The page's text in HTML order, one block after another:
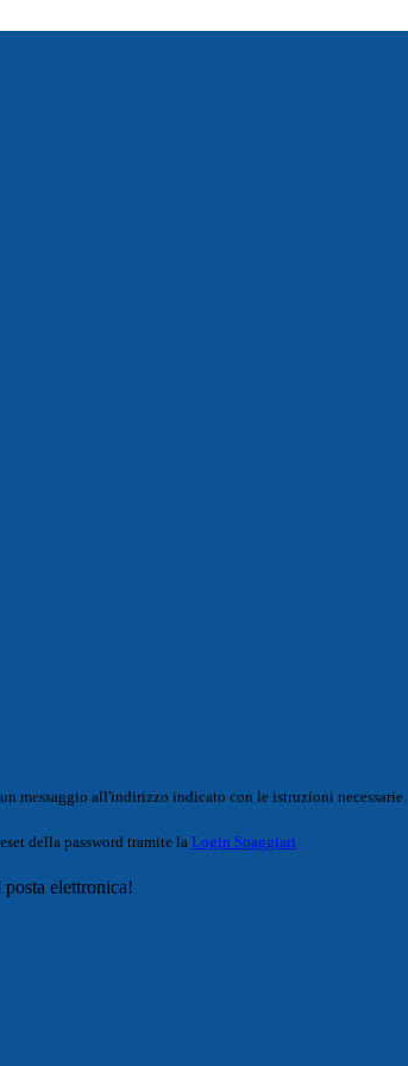
messaggio all'indirizzo indicato con le istruzioni necessarie.
della password tramite la Login Spaggiari
elettronica!